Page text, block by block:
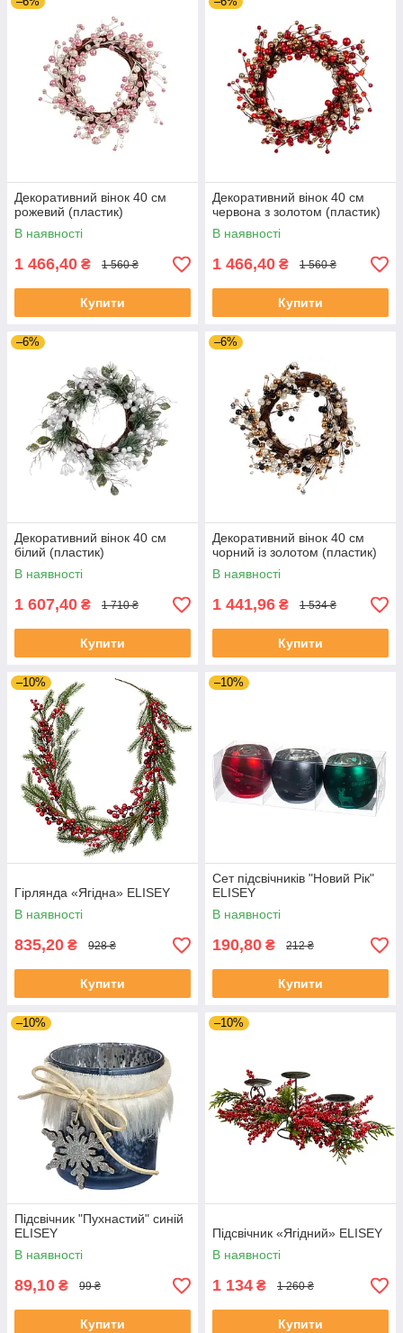
Декоративний вінок 40 см
рожевий (пластик)
В наявності
1 466,40 ₴ 1 560 ₴
Купити
Декоративний вінок 40 см
червона з золотом (пластик)
В наявності
1 466,40 ₴ 1 560 ₴
Купити
–6%
Декоративний вінок 40 см
білий (пластик)
В наявності
1 607,40 ₴ 1 710 ₴
Купити
–6%
Декоративний вінок 40 см
чорний із золотом (пластик)
В наявності
1 441,96 ₴ 1 534 ₴
Купити
–10%
Гірлянда «Ягідна» ELISEY
В наявності
835,20 ₴ 928 ₴
Купити
–10%
Сет підсвічників "Новий Рік"
ELISEY
В наявності
190,80 ₴ 212 ₴
Купити
–10%
Підсвічник "Пухнастий" синій
ELISEY
В наявності
89,10 ₴ 99 ₴
Купити
–10%
Підсвічник «Ягідний» ELISEY
В наявності
1 134 ₴ 1 260 ₴
Купити